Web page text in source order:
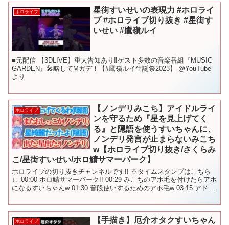
ホロライブ
星街すいせいの表現力 #ホロライ
ブ #ホロライブ切り抜き #星街す
いせい #鷹嶺ルイ
■元配信 【3DLIVE】重大告知あり‼ゲスト多数の音楽番組『MUSIC
GARDEN』🎤略してMガデ！【#鷹嶺ルイ生誕祭2023】 @YouTube
より
ホロライブ
【ノンデリみこち】アイドルライ
ンを守るため『星を見上げてく
る』と隠語を使うすいちゃんに、
ノンデリ発言が止まらないみこち
w【ホロライブ切り抜き/さくらみ
こ/星街すいせい/ホロ鯖サマーパーク】
ホロライブの切り抜きチャンネルです!! ※タイムスタンプはこちら
↓↓ 00:00 ホロ鯖サマーパーク!! 00:29 みこちのアホ毛を付けたらアホ
になるすいちゃんw 01:30 普段使いするためのアホ毛w 03:15 アドリ
ホロライブ
【手描き】厄介オタクすいちゃん